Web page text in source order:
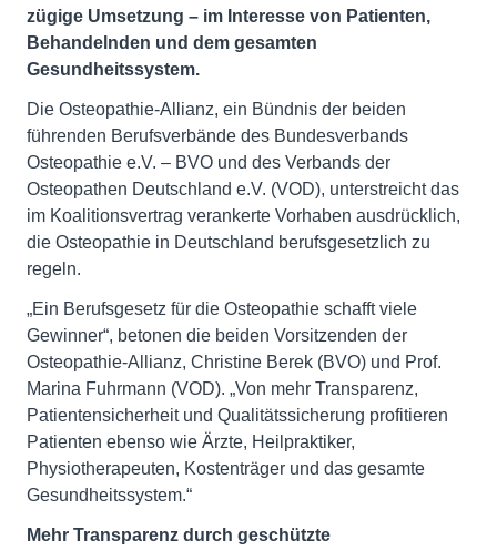
zügige Umsetzung – im Interesse von Patienten,
Behandelnden und dem gesamten
Gesundheitssystem.
Die Osteopathie-Allianz, ein Bündnis der beiden
führenden Berufsverbände des Bundesverbands
Osteopathie e.V. – BVO und des Verbands der
Osteopathen Deutschland e.V. (VOD), unterstreicht das
im Koalitionsvertrag verankerte Vorhaben ausdrücklich,
die Osteopathie in Deutschland berufsgesetzlich zu
regeln.
„Ein Berufsgesetz für die Osteopathie schafft viele
Gewinner“, betonen die beiden Vorsitzenden der
Osteopathie-Allianz, Christine Berek (BVO) und Prof.
Marina Fuhrmann (VOD). „Von mehr Transparenz,
Patientensicherheit und Qualitätssicherung profitieren
Patienten ebenso wie Ärzte, Heilpraktiker,
Physiotherapeuten, Kostenträger und das gesamte
Gesundheitssystem.“
Mehr Transparenz durch geschützte